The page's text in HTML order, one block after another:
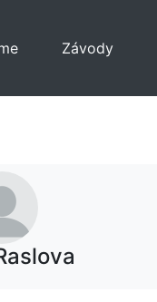
Závody